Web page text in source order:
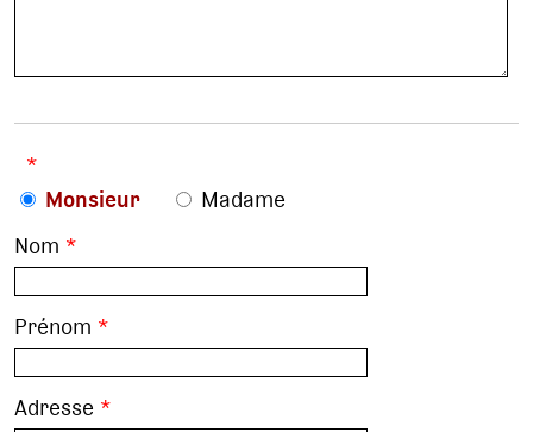
*
Monsieur
Madame
Nom *
Prénom *
Adresse *